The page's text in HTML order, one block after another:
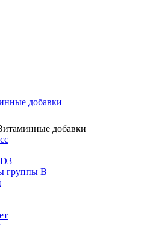
добавки
добавки
группы B